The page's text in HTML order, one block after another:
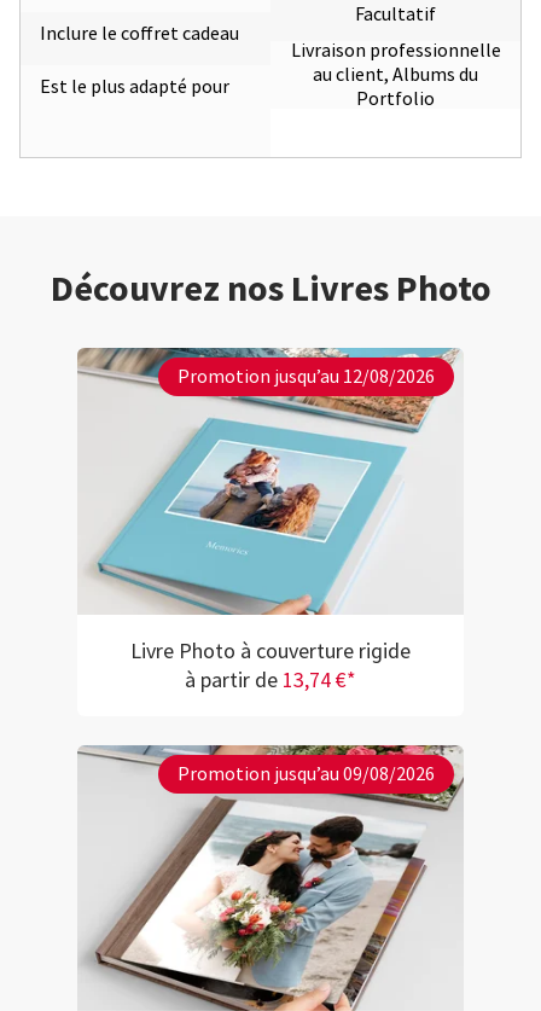
Inclure le coffret cadeau
Est le plus adapté pour
Facultatif
Livraison professionnelle
au client, Albums du
Portfolio
Découvrez nos Livres Photo
Promotion jusqu’au 12/08/2026
Livre Photo à couverture rigide
à partir de 13,74 €*
Promotion jusqu’au 09/08/2026